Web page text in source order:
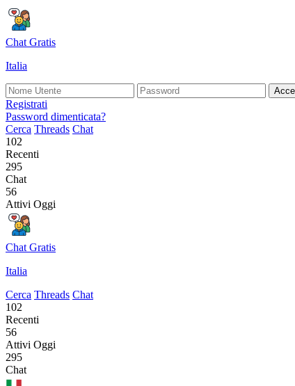
Chat Gratis
Italia
Registrati
Password dimenticata?
Cerca Threads Chat
102
Recenti
295
Chat
56
Attivi Oggi
Chat Gratis
Italia
Cerca Threads Chat
102
Recenti
56
Attivi Oggi
295
Chat